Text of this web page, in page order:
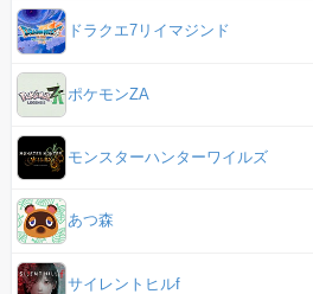
ドラクエ7リイマジンド
ポケモンZA
モンスターハンターワイルズ
あつ森
サイレントヒルf